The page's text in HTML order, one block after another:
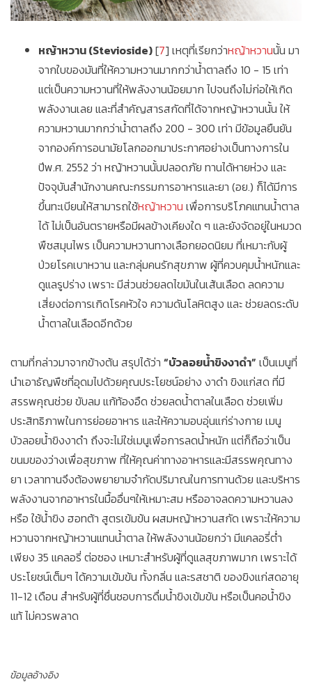
หญ้าหวาน (Stevioside)[7] เหตุที่เรียกว่าหญ้าหวานนั้น มา
จากใบของมันที่ให้ความหวานมากกว่าน้ำตาลถึง 10 - 15 เท่า
แต่เป็นความหวานที่ให้พลังงานน้อยมาก ไปจนถึงไม่ก่อให้เกิด
พลังงานเลย และที่สำคัญสารสกัดที่ได้จากหญ้าหวานนั้น ให้
ความหวานมากกว่าน้ำตาลถึง 200 - 300 เท่า มีข้อมูลยืนยัน
จากองค์การอนามัยโลกออกมาประกาศอย่างเป็นทางการใน
ปีพ.ศ. 2552 ว่า หญ้าหวานนั้นปลอดภัย ทานได้หายห่วง และ
ปัจจุบันสำนักงานคณะกรรมการอาหารและยา (อย.) ก็ได้มีการ
ขึ้นทะเบียนให้สามารถใช้หญ้าหวาน เพื่อการบริโภคแทนน้ำตาล
ได้ ไม่เป็นอันตรายหรือมีผลข้างเคียงใด ๆ และยังจัดอยู่ในหมวด
พืชสมุนไพร เป็นความหวานทางเลือกยอดนิยม ที่เหมาะกับผู้
ป่วยโรคเบาหวาน และกลุ่มคนรักสุขภาพ ผู้ที่ควบคุมน้ำหนักและ
ดูแลรูปร่าง เพราะ มีส่วนช่วยลดไขมันในเส้นเลือด ลดความ
เสี่ยงต่อการเกิดโรคหัวใจ ความดันโลหิตสูง และ ช่วยลดระดับ
น้ำตาลในเลือดอีกด้วย
ตามที่กล่าวมาจากข้างต้น สรุปได้ว่า “บัวลอยน้ำขิงงาดำ” เป็นเมนูที่
นำเอาธัญพืชที่อุดมไปด้วยคุณประโยชน์อย่าง งาดำ ขิงแก่สด ที่มี
สรรพคุณช่วย ขับลม แก้ท้องอืด ช่วยลดน้ำตาลในเลือด ช่วยเพิ่ม
ประสิทธิภาพในการย่อยอาหาร และให้ความอบอุ่นแก่ร่างกาย เมนู
บัวลอยน้ำขิงงาดำ ถึงจะไม่ใช่เมนูเพื่อการลดน้ำหนัก แต่ก็ถือว่าเป็น
ขนมของว่างเพื่อสุขภาพ ที่ให้คุณค่าทางอาหารและมีสรรพคุณทาง
ยา เวลาทานจึงต้องพยายามจำกัดปริมาณในการทานด้วย และบริหาร
พลังงานจากอาหารในมื้ออื่นๆให้เหมาะสม หรืออาจลดความหวานลง
หรือ ใช้น้ำขิง ฮอทต้า สูตรเข้มข้น ผสมหญ้าหวานสกัด เพราะให้ความ
หวานจากหญ้าหวานแทนน้ำตาล ให้พลังงานน้อยกว่า มีแคลอรี่ต่ำ
เพียง 35 แคลอรี่ ต่อซอง เหมาะสำหรับผู้ที่ดูแลสุขภาพมาก เพราะได้
ประโยชน์เต็มๆ ได้ความเข้มข้น ทั้งกลิ่น และรสชาติ ของขิงแก่สดอายุ
11-12 เดือน สำหรับผู้ที่ชื่นชอบการดื่มน้ำขิงเข้มข้น หรือเป็นคอน้ำขิง
แท้ ไม่ควรพลาด
ข้อมูลอ้างอิง